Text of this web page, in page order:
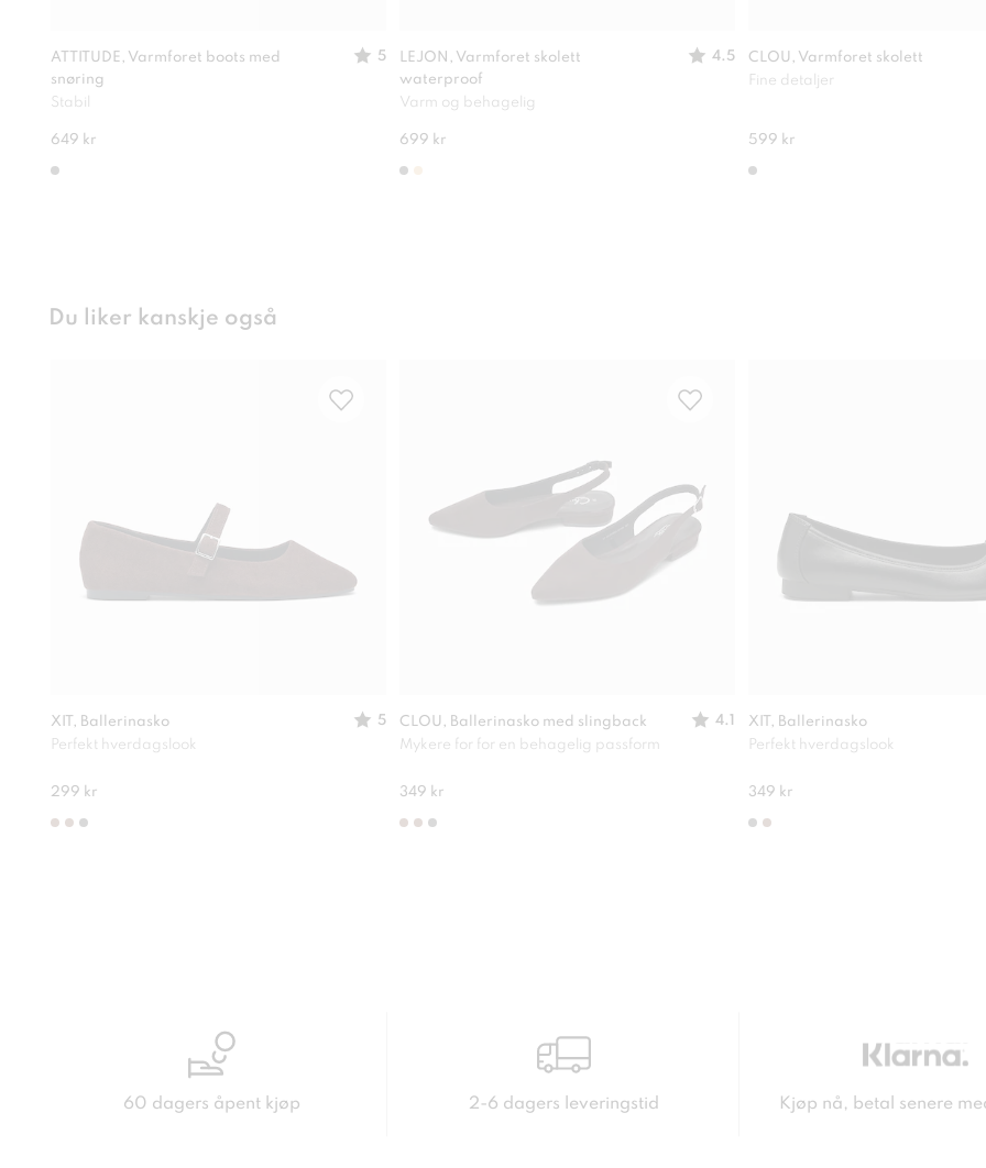
ATTITUDE, Varmforet boots med
snøring
5
Stabil
649 kr
LEJON, Varmforet skolett
waterproof
4.5
Varm og behagelig
699 kr
CLOU, Varmforet skolett
Fine detaljer
599 kr
Du liker kanskje også
XIT, Ballerinasko
5
Perfekt hverdagslook
299 kr
CLOU, Ballerinasko med slingback
4.1
Mykere for for en behagelig passform
349 kr
XIT, Ballerinasko
Perfekt hverdagslook
349 kr
60 dagers åpent kjøp 2-6 dagers leveringstid Kjøp nå, betal senere